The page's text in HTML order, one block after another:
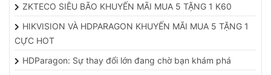
ZKTECO SIÊU BÃO KHUYẾN MÃI MUA 5 TẶNG 1 K60
HIKVISION VÀ HDPARAGON KHUYẾN MÃI MUA 5 TẶNG 1
CỰC HOT
HDParagon: Sự thay đổi lớn đang chờ bạn khám phá